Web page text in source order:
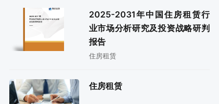
2025-2031年中国住房租赁行
业市场分析研究及投资战略研判
报告
住房租赁
住房租赁